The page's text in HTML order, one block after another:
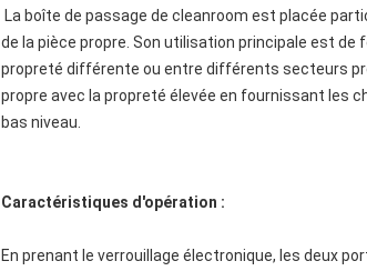
La boîte de passage de cleanroom est placée
de la pièce propre. Son utilisation principale est
propreté différente ou entre différents secteurs
propre avec la propreté élevée en fournissant les
bas niveau.
Caractéristiques d'opération :
En prenant le verrouillage électronique, les deux